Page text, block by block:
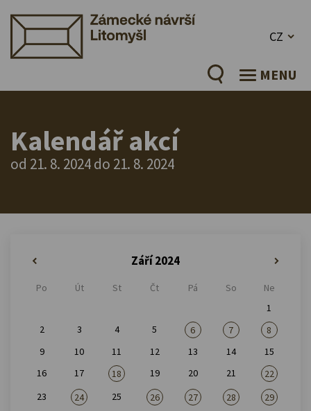
CZ
MENU
Kalendář akcí
od 21. 8. 2024 do 21. 8. 2024
Září 2024
Po Út St Čt Pá So
Ne
1
2
3 4 5 6 7
8
9
10 11 12 13 14
15
16
17 18 19 20 21
22
23
24 25 26 27 28
29